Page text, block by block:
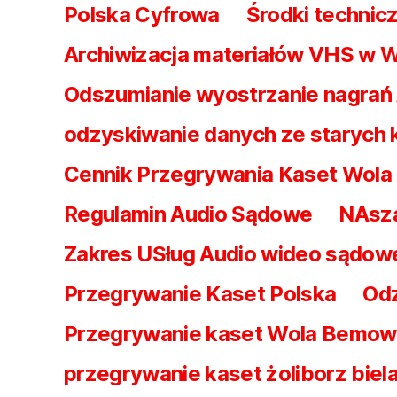
Polska Cyfrowa
Środki
Archiwizacja materiałów VHS w
Odszumianie wyostrzanie
odzyskiwanie danych ze starych
Cennik Przegrywania Kaset
Regulamin Audio Sądowe
Zakres USług Audio wideo
Przegrywanie Kaset Polska
Przegrywanie kaset Wola
przegrywanie kaset żoliborz